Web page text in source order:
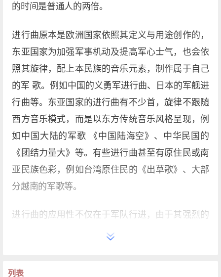
的时间是普通人的两倍。
进行曲原本是欧洲国家依照其定义与用途创作的，
东亚国家为加强军事机动及提高军心士气，也会依
照其旋律，配上本民族的音乐元素，制作属于自己
的军 歌。例如中国的义勇军进行曲、日本的军舰进
行曲等。东亚国家的进行曲有不少首，旋律不跟随
西方音乐模式，而是以东方传统音乐风格呈现，例
如中国大陆的军歌 《中国陆海空》、中华民国的
《团结力量大》等。有些进行曲甚至有原住民或南
亚民族色彩，例如台湾原住民的《出草歌》、大部
分越南的军歌等。
进行曲的应用性不仅在于军队行进，由于其强烈的
节奏感，常被广泛应用于学校、公司当中，用以提
列表